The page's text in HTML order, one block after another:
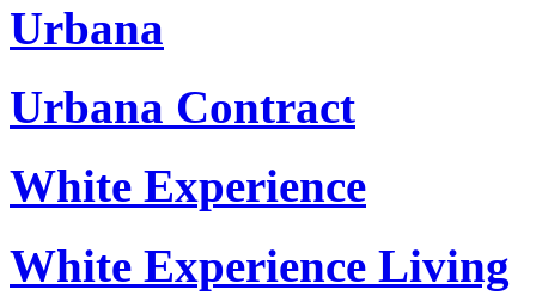
Urbana
Urbana Contract
White Experience
White Experience Living